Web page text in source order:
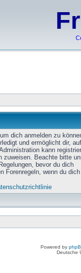
dich anmelden zu
und ermöglicht dir, auf
kann
zuweisen. Beachte bitte
bevor du dich
Forenregeln, wenn du
Powered by
Deutsche